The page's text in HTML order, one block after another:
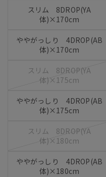
スリム 8DROP(YA
体)×170cm
ややがっしり 4DROP(AB
体)×170cm
スリム 8DROP(YA
体)×175cm
ややがっしり 4DROP(AB
体)×175cm
スリム 8DROP(YA
体)×180cm
ややがっしり 4DROP(AB
体)×180cm